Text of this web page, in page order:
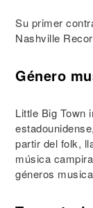
Su primer
Nashville
Género
Little Big Town
partir del folk,
música
géneros